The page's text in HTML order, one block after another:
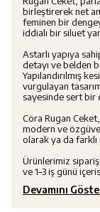
birleştirerek net
feminen bir
iddialı bir siluet
Astarlı yapıya
detayı ve belden
Yapılandırılmış
vurgulayan
sayesinde sert bir
Cora Rugan
modern ve
olarak ya da farklı
Ürünlerimiz
ve 1–3 iş günü
Devamını